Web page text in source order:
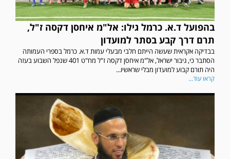
בהפועל ד.א. כרמל גילו: אל"מ איחסן דקסה ז"ל,
תרם דרך קבע בסתר למועדון
בבדיקה אקראית שעשה הייתם חלבי מבעלי עמות ד.א. כרמל בספרי העמותה
הסתבר כי, גיבור ישראל, אל"מ איחסן דקסה ז"ל מח"ט 401 שנפל השבוע בעזה
היה תורם קבוע למועדון מבלי שראשיו...
קראו עוד...